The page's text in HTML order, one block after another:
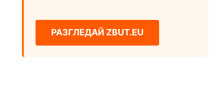
РАЗГЛЕДАЙ ZBUT.EU